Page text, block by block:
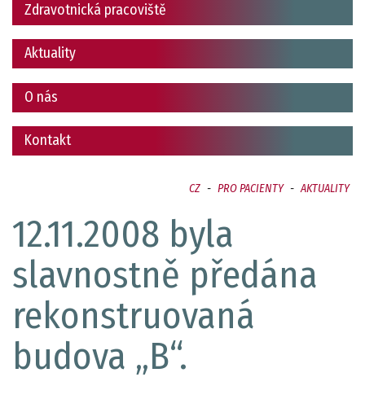
Zdravotnická pracoviště
Aktuality
O nás
Kontakt
CZ - PRO PACIENTY - AKTUALITY
12.11.2008 byla
slavnostně předána
rekonstruovaná
budova „B“.